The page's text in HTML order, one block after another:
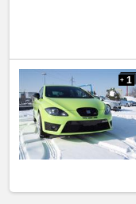
+ 1